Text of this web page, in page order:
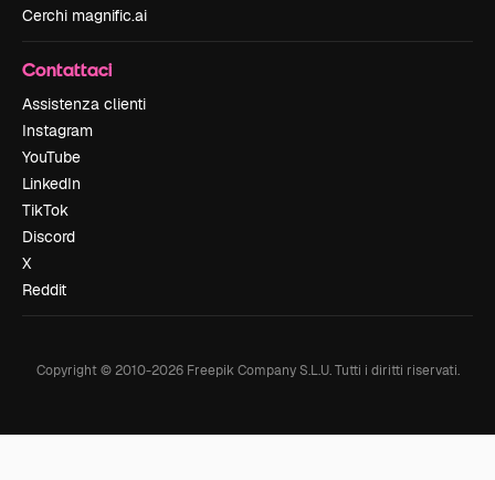
Cerchi magnific.ai
Contattaci
Assistenza clienti
Instagram
YouTube
LinkedIn
TikTok
Discord
X
Reddit
Copyright © 2010-2026Freepik Company S.L.U. Tutti i diritti riservati.